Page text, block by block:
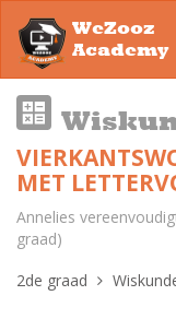
WeZooz
Academy
MET
Annelies
graad)
2de graad